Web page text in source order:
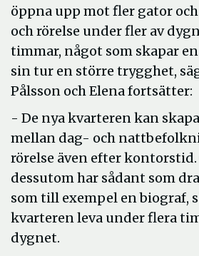
öppna upp mot fler gator
och rörelse under fler av
timmar, något som skapar
sin tur en större trygghet,
Pålsson och Elena fortsätter:
- De nya kvarteren kan
mellan dag- och
rörelse även efter kontorstid.
dessutom har sådant som
som till exempel en biograf,
kvarteren leva under flera
dygnet.